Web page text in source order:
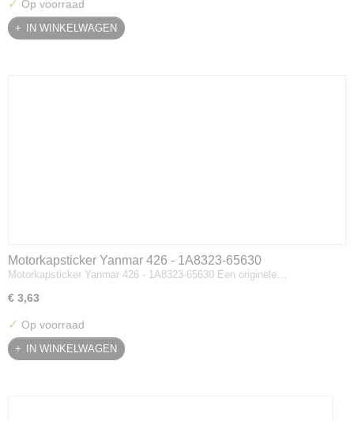
✓ Op voorraad
IN WINKELWAGEN
Motorkapsticker Yanmar 426 - 1A8323-65630
Motorkapsticker Yanmar 426 - 1A8323-65630 Een originele…
€ 3,63
✓ Op voorraad
IN WINKELWAGEN